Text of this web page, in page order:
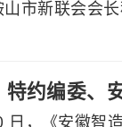
市新联会会
特约编委
日，《安徽智